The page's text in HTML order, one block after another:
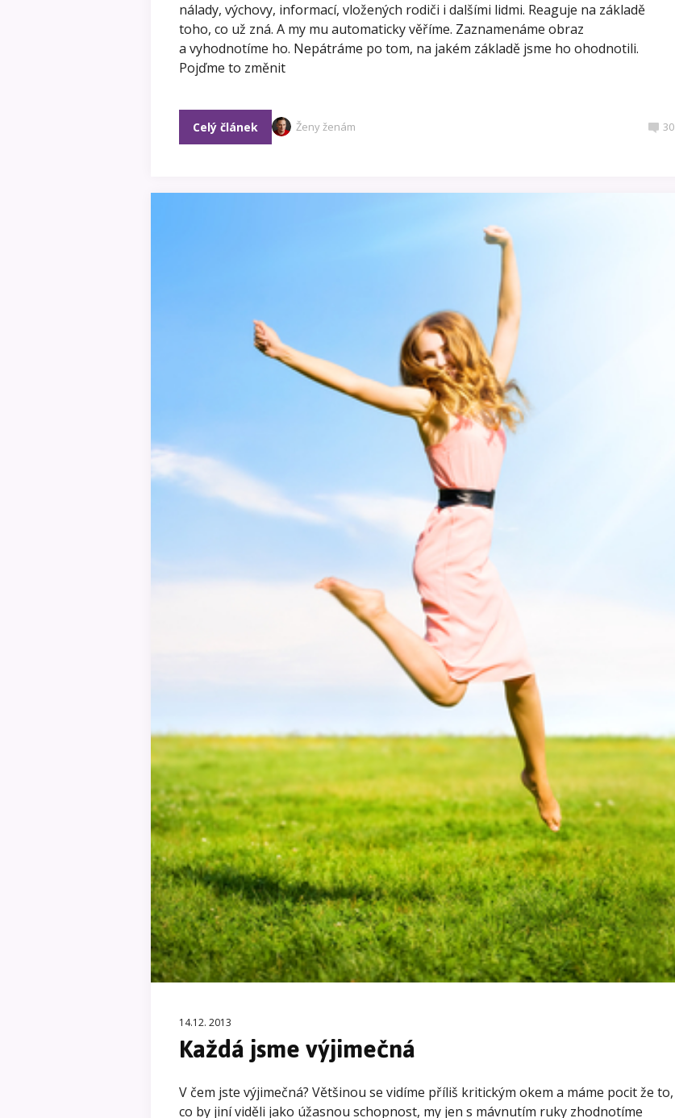
nálady, výchovy, informací, vložených rodiči i dalšími lidmi. Reaguje na základě
toho, co už zná. A my mu automaticky věříme. Zaznamenáme obraz
a vyhodnotíme ho. Nepátráme po tom, na jakém základě jsme ho ohodnotili.
Pojďme to změnit
Celý článek Ženy ženám 30
14.12. 2013
Každá jsme výjimečná
V čem jste výjimečná? Většinou se vidíme příliš kritickým okem a máme pocit že to,
co by jiní viděli jako úžasnou schopnost, my jen s mávnutím ruky zhodnotíme